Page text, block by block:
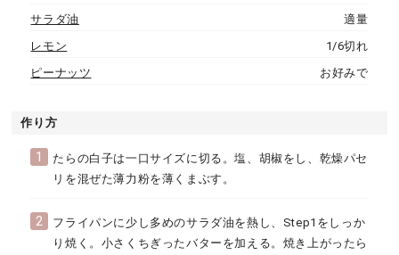
サラダ油
適量
レモン
1/6切れ
ピーナッツ
お好みで
作り方
1
たらの白子は一口サイズに切る。塩、胡椒をし、乾燥パセ
リを混ぜた薄力粉を薄くまぶす。
2
フライパンに少し多めのサラダ油を熱し、Step1をしっか
り焼く。小さくちぎったバターを加える。焼き上がったら